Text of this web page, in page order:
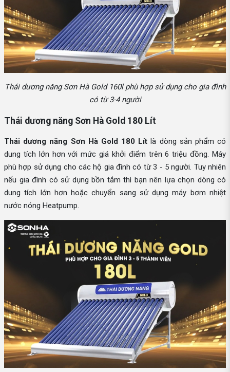
Thái dương năng Sơn Hà Gold 160l phù hợp sử dụng cho gia đình
có từ 3-4 người
Thái dương năng Sơn Hà Gold 180 Lít
Thái dương năng Sơn Hà Gold 180 Lít là dòng sản phẩm có
dung tích lớn hơn với mức giá khởi điểm trên 6 triệu đồng. Máy
phù hợp sử dụng cho các hộ gia đình có từ 3 - 5 người. Tuy nhiên
nếu gia đình có sử dụng bồn tắm thì bạn nên lựa chọn dòng có
dung tích lớn hơn hoặc chuyển sang sử dụng máy bơm nhiệt
nước nóng Heatpump.